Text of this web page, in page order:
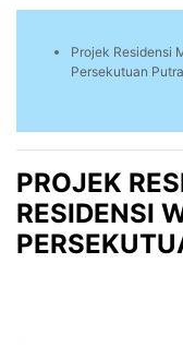
Projek Residensi
Persekutuan
PROJEK
RESIDENSI